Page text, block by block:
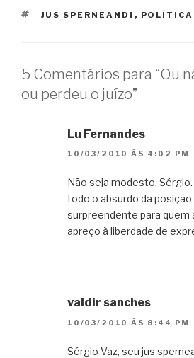
TAGS
JUS SPERNEANDI , POLÍTICA
5 Comentários para “Ou
ou perdeu o juízo”
Lu Fernandes
10/03/2010 ÀS 4:02 PM
Não seja modesto,
todo o absurdo da posição
surpreendente para quem
apreço à liberdade de
valdir sanches
10/03/2010 ÀS 8:44 PM
Sérgio Vaz, seu jus